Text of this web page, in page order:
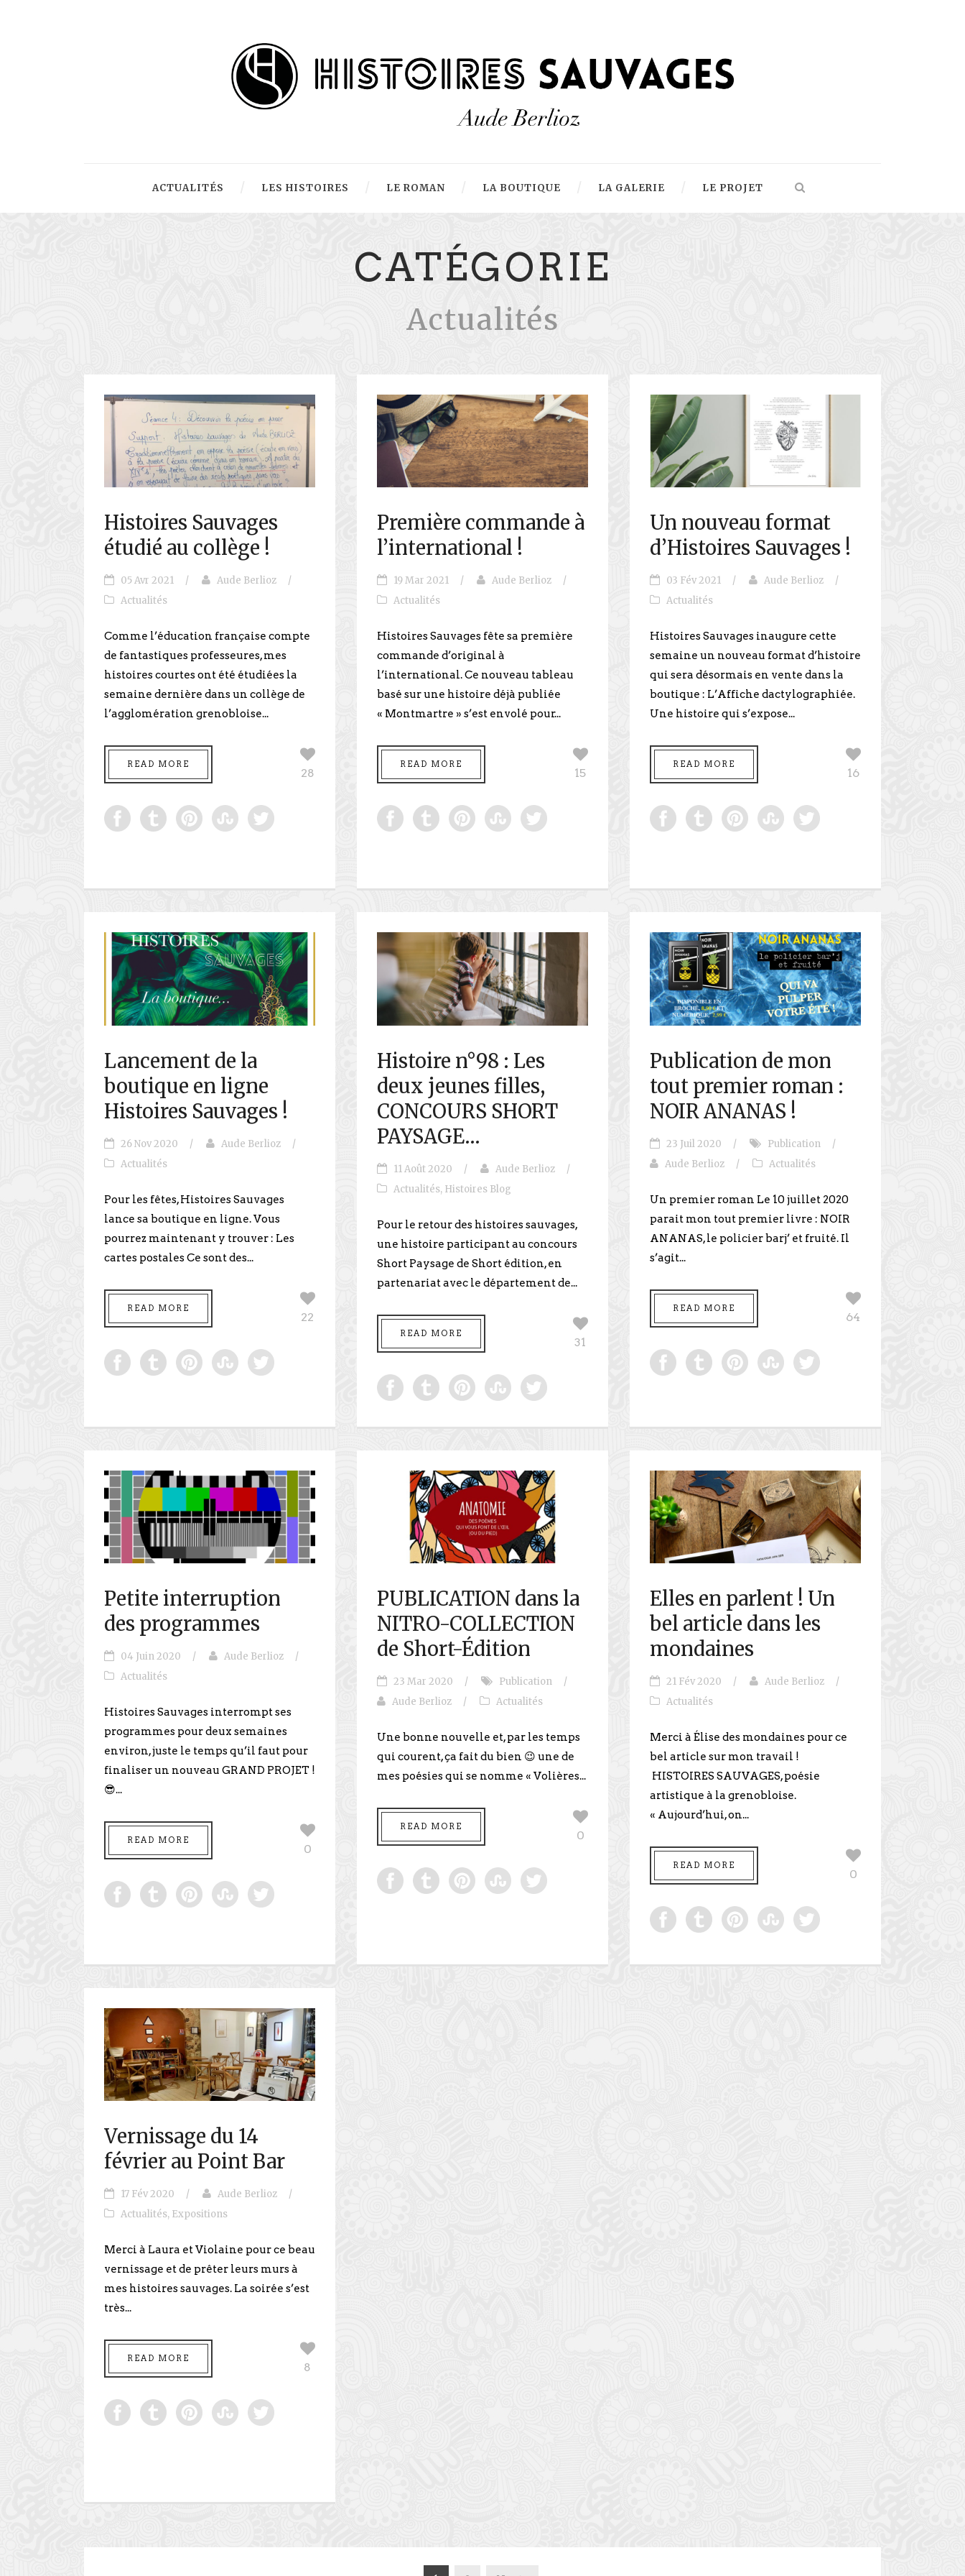
ACTUALITÉS LES HISTOIRES LE ROMAN LA BOUTIQUE LA GALERIE LE PROJET
CATÉGORIE
Actualités
Histoires Sauvages
étudié au collège !
05 Avr 2021 / Aude Berlioz
/
Actualités
Comme l’éducation française compte
de fantastiques professeures, mes
histoires courtes ont été étudiées la
semaine dernière dans un collège de
l’agglomération grenobloise...
READ MORE
28
Première commande à
l’international !
19 Mar 2021 / Aude Berlioz
/
Actualités
Histoires Sauvages fête sa première
commande d’original à
l’international. Ce nouveau tableau
basé sur une histoire déjà publiée
« Montmartre » s’est envolé pour...
READ MORE
15
Un nouveau format
d’Histoires Sauvages !
03 Fév 2021 / Aude Berlioz
/
Actualités
Histoires Sauvages inaugure cette
semaine un nouveau format d’histoire
qui sera désormais en vente dans la
boutique : L’Affiche dactylographiée.
Une histoire qui s’expose...
READ MORE
16
Lancement de la
boutique en ligne
Histoires Sauvages !
26 Nov 2020 / Aude Berlioz
/
Actualités
Pour les fêtes, Histoires Sauvages
lance sa boutique en ligne. Vous
pourrez maintenant y trouver : Les
cartes postales Ce sont des...
READ MORE
22
Histoire n°98 : Les
deux jeunes filles,
CONCOURS SHORT
PAYSAGE…
11 Août 2020 / Aude Berlioz
/
Actualités, Histoires Blog
Pour le retour des histoires sauvages,
une histoire participant au concours
Short Paysage de Short édition, en
partenariat avec le département de...
READ MORE
31
Publication de mon
tout premier roman :
NOIR ANANAS !
23 Juil 2020 / Publication
/
Aude Berlioz
/ Actualités
Un premier roman Le 10 juillet 2020
parait mon tout premier livre : NOIR
ANANAS, le policier barj’ et fruité. Il
s’agit...
READ MORE
64
Petite interruption
des programmes
04 Juin 2020 / Aude Berlioz
/
Actualités
Histoires Sauvages interrompt ses
programmes pour deux semaines
environ, juste le temps qu’il faut pour
finaliser un nouveau GRAND PROJET !
😎...
READ MORE
0
PUBLICATION dans la
NITRO-COLLECTION
de Short-Édition
23 Mar 2020 / Publication
/
Aude Berlioz
/ Actualités
Une bonne nouvelle et, par les temps
qui courent, ça fait du bien 😉 une de
mes poésies qui se nomme « Volières...
READ MORE
0
Elles en parlent ! Un
bel article dans les
mondaines
21 Fév 2020 / Aude Berlioz
/
Actualités
Merci à Élise des mondaines pour ce
bel article sur mon travail !
HISTOIRES SAUVAGES, poésie
artistique à la grenobloise.
« Aujourd’hui, on...
READ MORE
0
Vernissage du 14
février au Point Bar
17 Fév 2020 / Aude Berlioz
/
Actualités, Expositions
Merci à Laura et Violaine pour ce beau
vernissage et de prêter leurs murs à
mes histoires sauvages. La soirée s’est
très...
READ MORE
8